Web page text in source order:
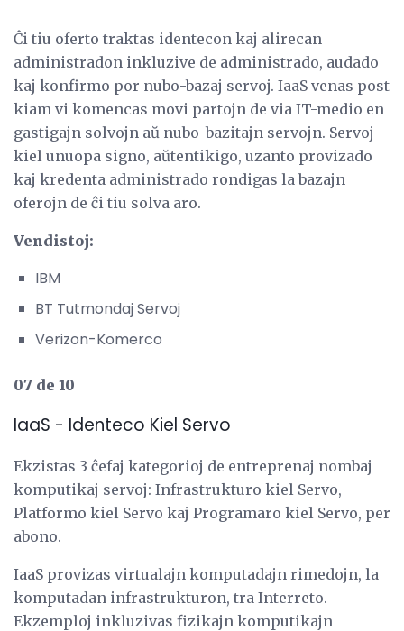
Ĉi tiu oferto traktas identecon kaj alirecan
administradon inkluzive de administrado, audado
kaj konfirmo por nubo-bazaj servoj. IaaS venas post
kiam vi komencas movi partojn de via IT-medio en
gastigajn solvojn aŭ nubo-bazitajn servojn. Servoj
kiel unuopa signo, aŭtentikigo, uzanto provizado
kaj kredenta administrado rondigas la bazajn
oferojn de ĉi tiu solva aro.
Vendistoj:
IBM
BT Tutmondaj Servoj
Verizon-Komerco
07 de 10
IaaS - Identeco Kiel Servo
Ekzistas 3 ĉefaj kategorioj de entreprenaj nombaj
komputikaj servoj: Infrastrukturo kiel Servo,
Platformo kiel Servo kaj Programaro kiel Servo, per
abono.
IaaS provizas virtualajn komputadajn rimedojn, la
komputadan infrastrukturon, tra Interreto.
Ekzemploj inkluzivas fizikajn komputikajn